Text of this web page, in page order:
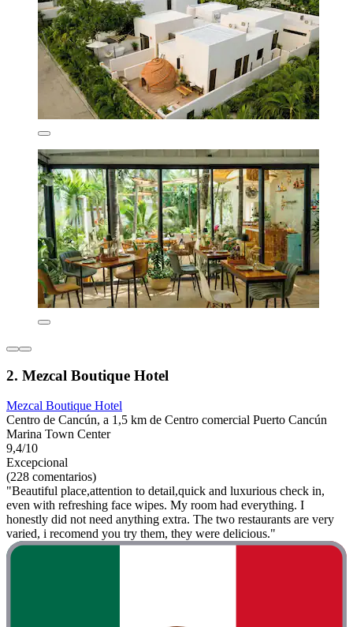
2. Mezcal Boutique Hotel
Mezcal Boutique Hotel
Centro de Cancún, a 1,5 km de Centro comercial Puerto Cancún
Marina Town Center
9,4/10
Excepcional
(228 comentarios)
"Beautiful place,attention to detail,quick and luxurious check in,
even with refreshing face wipes. My room had everything. I
honestly did not need anything extra. The two restaurants are very
varied, i recomend you try them, they were delicious."